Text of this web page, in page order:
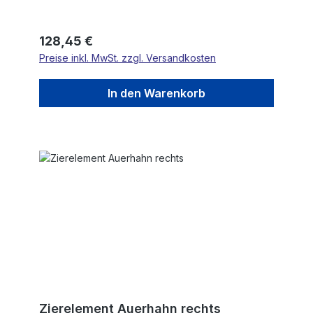
Regulärer Preis:
128,45 €
Preise inkl. MwSt. zzgl. Versandkosten
In den Warenkorb
Zierelement Auerhahn rechts